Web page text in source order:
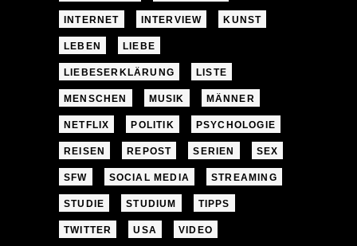
INTERNET INTERVIEW KUNST
LEBEN LIEBE
LIEBESERKLÄRUNG LISTE
MENSCHEN MUSIK MÄNNER
NETFLIX POLITIK PSYCHOLOGIE
REISEN REPOST SERIEN SEX
SFW SOCIAL MEDIA STREAMING
STUDIE STUDIUM TIPPS
TWITTER USA VIDEO